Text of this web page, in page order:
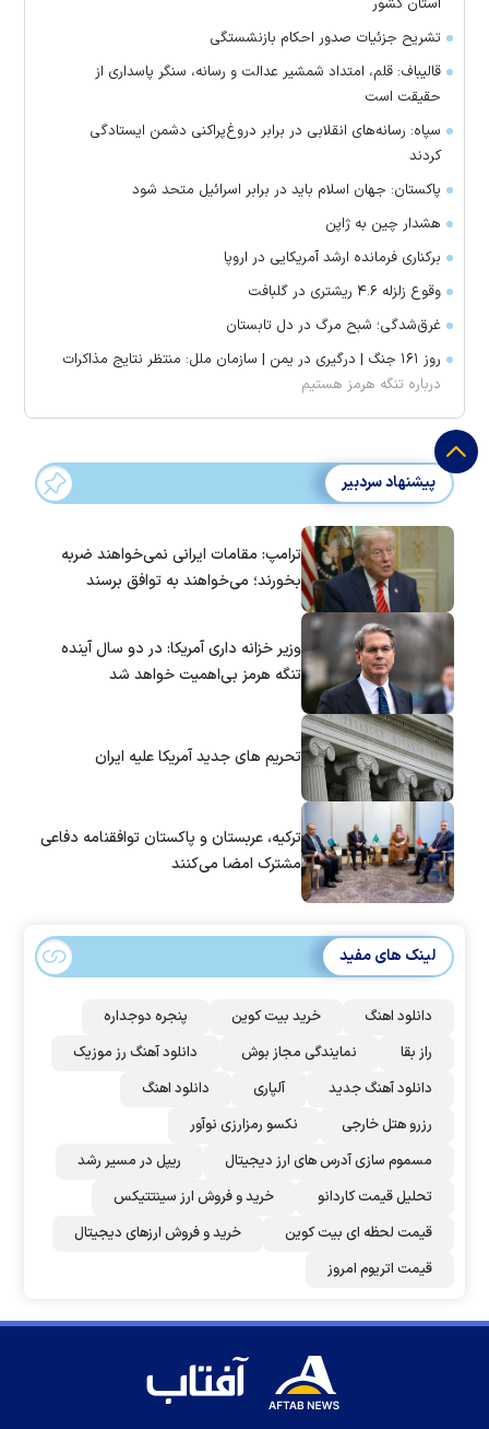
استان کشور
تشریح جزئیات صدور احکام بازنشستگی
قالیباف: قلم، امتداد شمشیر عدالت و رسانه، سنگر پاسداری از
حقیقت است
سپاه: رسانه‌های انقلابی در برابر دروغ‌پراکنی دشمن ایستادگی
کردند
پاکستان: جهان اسلام باید در برابر اسرائیل متحد شود
هشدار چین به ژاپن
برکناری فرمانده ارشد آمریکایی در اروپا
وقوع زلزله ۴.۶ ریشتری در گلبافت
غرق‌شدگی؛ شبح مرگ در دل تابستان
روز ۱۶۱ جنگ | درگیری در یمن | سازمان ملل: منتظر نتایج مذاکرات
درباره تنگه هرمز هستیم
پیشنهاد سردبیر
ترامپ: مقامات ایرانی نمی‌خواهند ضربه
بخورند؛ می‌خواهند به توافق برسند
وزیر خزانه داری آمریکا: در دو سال آینده
تنگه هرمز بی‌اهمیت خواهد شد
تحریم های جدید آمریکا علیه ایران
ترکیه، عربستان و پاکستان توافقنامه دفاعی
مشترک امضا می‌کنند
لینک های مفید
دانلود اهنگ خرید بیت کوین
پنجره دوجداره
راز بقا
نمایندگی مجاز بوش
دانلود آهنگ رز‌ موزیک
دانلود آهنگ جدید
آلپاری
دانلود اهنگ
رزرو هتل خارجی
نکسو رمزارزی نوآور
مسموم سازی آدرس های ارز دیجیتال
ریپل در مسیر رشد
تحلیل قیمت کاردانو
خرید و فروش ارز سینتتیکس
قیمت لحظه ای بیت کوین
خرید و فروش ارزهای دیجیتال
قیمت اتریوم امروز